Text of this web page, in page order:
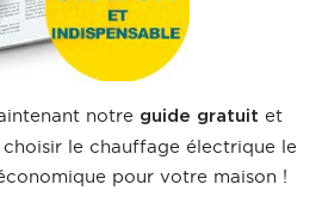
notre guide gratuit et
le chauffage électrique le
pour votre maison !